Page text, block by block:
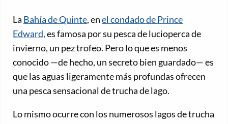
La Bahía de Quinte, enel condado de Prince
Edward,es famosa por su pesca de lucioperca de
invierno, un pez trofeo. Pero lo que es menos
conocido —de hecho, un secreto bien guardado— es
que las aguas ligeramente más profundas ofrecen
una pesca sensacional de trucha de lago.
Lo mismo ocurre con los numerosos lagos de trucha